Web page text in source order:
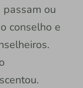
ou
conselho e